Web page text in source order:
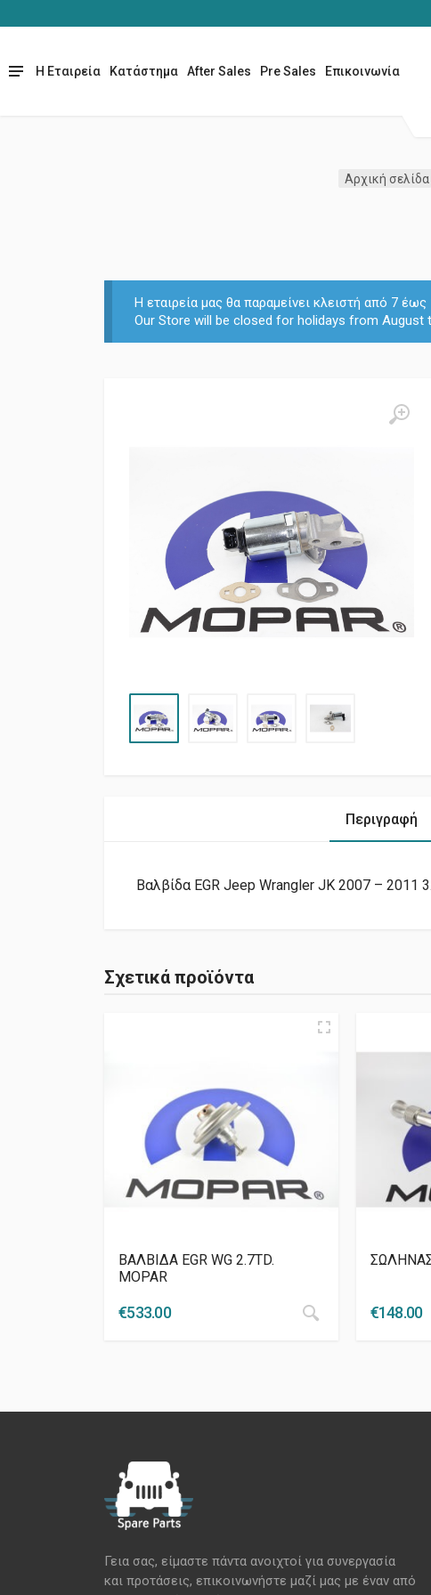
Η Εταιρεία Κατάστημα After Sales Pre Sales Επικοινωνία
Αρχική σελίδα
Η εταιρεία μας θα παραμείνει κλειστή από 7
Our Store will be closed for holidays from August
Περιγραφή
Βαλβίδα EGR Jeep Wrangler JK 2007 – 2011
Σχετικά προϊόντα
ΒΑΛΒΙΔΑ EGR WG 2.7TD.
MOPAR
€533.00
ΣΩΛΗΝΑΣ
€148.00
Γεια σας, είμαστε πάντα ανοιχτοί για συνεργασία
και προτάσεις, επικοινωνήστε μαζί μας με έναν από